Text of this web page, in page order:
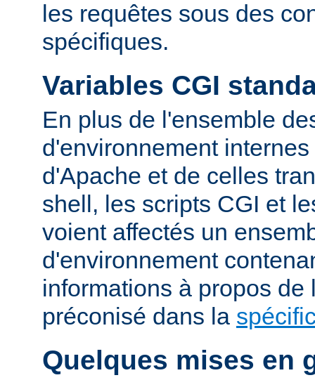
les requêtes sous des
spécifiques.
Variables CGI
En plus de l'ensemble
d'environnement
d'Apache et de celles
shell, les scripts CGI et
voient affectés un
d'environnement
informations à propos de
préconisé dans la
Quelques mises en